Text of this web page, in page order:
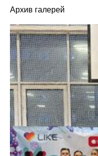
Архив галерей